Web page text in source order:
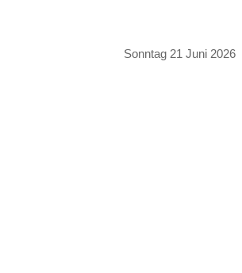
Sonntag 21 Juni 2026